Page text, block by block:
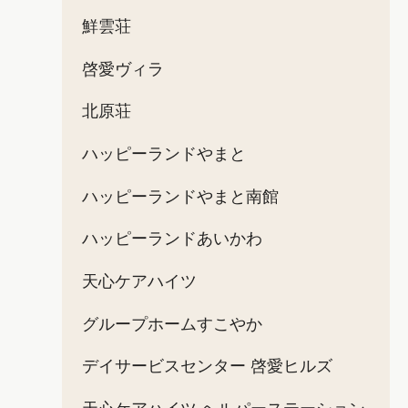
鮮雲荘
啓愛ヴィラ
北原荘
ハッピーランドやまと
ハッピーランドやまと南館
ハッピーランドあいかわ
天心ケアハイツ
グループホームすこやか
デイサービスセンター 啓愛ヒルズ